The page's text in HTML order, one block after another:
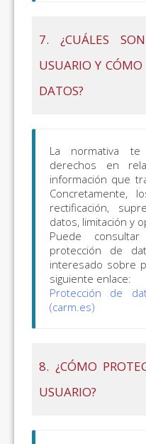
7. ¿CUÁLES
USUARIO Y
DATOS?
La normativa
derechos en
información que
Concretamente,
rectificación,
datos, limitación y
Puede
protección de
interesado sobre
siguiente enlace:
Protección de
(carm.es)
8. ¿CÓMO
USUARIO?